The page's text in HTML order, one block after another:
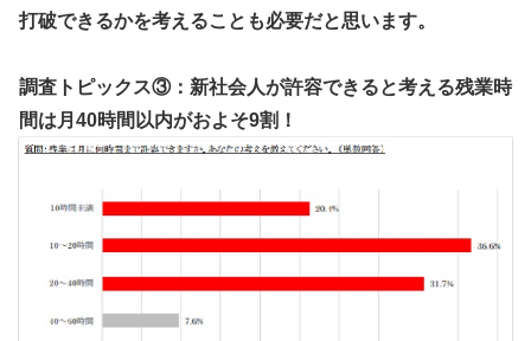
打破できるかを考えることも必要だと思います。
調査トピックス③：新社会人が許容できると考える残業時
間は月40時間以内がおよそ9割！